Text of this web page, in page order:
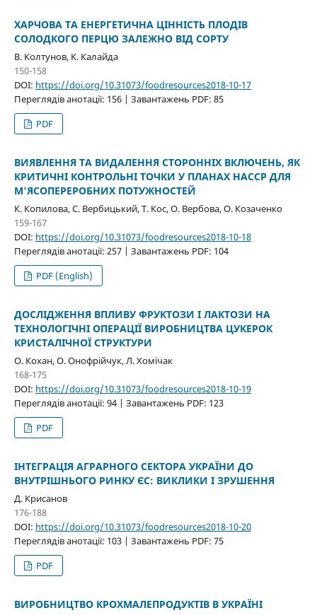
ХАРЧОВА ТА ЕНЕРГЕТИЧНА ЦІННІСТЬ ПЛОДІВ
СОЛОДКОГО ПЕРЦЮ ЗАЛЕЖНО ВІД СОРТУ
В. Колтунов, К. Калайда
150-158
DOI: https://doi.org/10.31073/foodresources2018-10-17
Переглядів анотації: 156 | Завантажень PDF: 85
PDF
ВИЯВЛЕННЯ ТА ВИДАЛЕННЯ СТОРОННІХ ВКЛЮЧЕНЬ, ЯК
КРИТИЧНІ КОНТРОЛЬНІ ТОЧКИ У ПЛАНАХ НАССР ДЛЯ
М'ЯСОПЕРЕРОБНИХ ПОТУЖНОСТЕЙ
К. Копилова, С. Вербицький, Т. Кос, О. Вербова, О. Козаченко
159-167
DOI: https://doi.org/10.31073/foodresources2018-10-18
Переглядів анотації: 257 | Завантажень PDF: 104
PDF (English)
ДОСЛІДЖЕННЯ ВПЛИВУ ФРУКТОЗИ І ЛАКТОЗИ НА
ТЕХНОЛОГІЧНІ ОПЕРАЦІЇ ВИРОБНИЦТВА ЦУКЕРОК
КРИСТАЛІЧНОЇ СТРУКТУРИ
О. Кохан, О. Онофрійчук, Л. Хомічак
168-175
DOI: https://doi.org/10.31073/foodresources2018-10-19
Переглядів анотації: 94 | Завантажень PDF: 123
PDF
ІНТЕГРАЦІЯ АГРАРНОГО СЕКТОРА УКРАЇНИ ДО
ВНУТРІШНЬОГО РИНКУ ЄС: ВИКЛИКИ І ЗРУШЕННЯ
Д. Крисанов
176-188
DOI: https://doi.org/10.31073/foodresources2018-10-20
Переглядів анотації: 103 | Завантажень PDF: 75
PDF
ВИРОБНИЦТВО КРОХМАЛЕПРОДУКТІВ В УКРАЇНІ